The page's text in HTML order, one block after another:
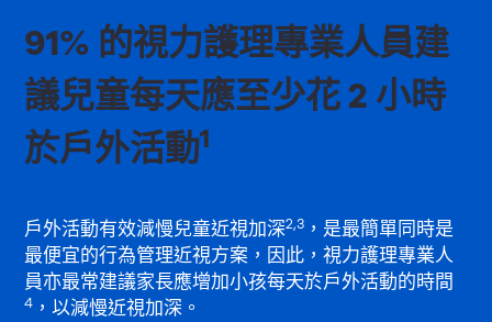
91% 的視力護理專業人員建
議兒童每天應至少花 2 小時
於戶外活動1
戶外活動有效減慢兒童近視加深2,3 ，是最簡單同時是
最便宜的行為管理近視方案，因此，視力護理專業人
員亦最常建議家長應增加小孩每天於戶外活動的時間
4 ，以減慢近視加深。